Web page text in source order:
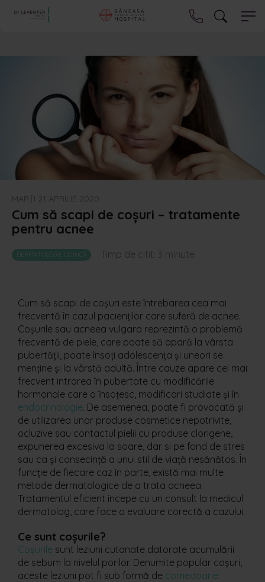
MARȚI 21 APRILIE 2020
Cum să scapi de coșuri – tratamente
pentru acnee
DERMATOLOGIE CLINICĂ Timp de citit: 3 minute
Cum să scapi de coșuri este întrebarea cea mai
frecventă în cazul pacienților care suferă de acnee.
Coșurile sau acneea vulgara reprezintă o problemă
frecventă de piele, care poate să apară la vârsta
pubertății, poate însoți adolescența și uneori se
menține și la vârstă adultă. Între cauze apare cel mai
frecvent intrarea în pubertate cu modificările
hormonale care o însoțesc, modificari studiate și în
endocrinologie. De asemenea, poate fi provocată și
de utilizarea unor produse cosmetice nepotrivite,
ocluzive sau contactul pielii cu produse clorigene,
expunerea excesiva la soare, dar si pe fond de stres
sau ca și consecință a unui stil de viață nesănătos. În
funcție de fiecare caz în parte, există mai multe
metode dermatologice de a trata acneea.
Tratamentul eficient începe cu un consult la medicul
dermatolog, care face o evaluare corectă a cazului.
Ce sunt coșurile?
Coșurile sunt leziuni cutanate datorate acumulării
de sebum la nivelul porilor. Denumite popular coșuri,
aceste leziuni pot fi sub formă de comedoane